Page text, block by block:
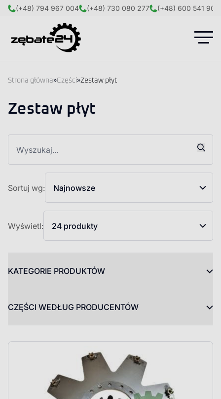
(+48) 794 967 004 (+48) 730 080 277 (+48) 600 541 908
Strona główna»Części»Zestaw płyt
Zestaw płyt
Sortuj wg: Najnowsze
Wyświetl: 24 produkty
KATEGORIE PRODUKTÓW
CZĘŚCI WEDŁUG PRODUCENTÓW